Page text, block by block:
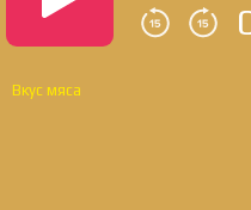
Вкус мяса